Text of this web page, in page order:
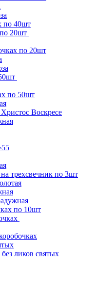
по 40шт
20шт
по 20шт
по 50шт
Воскресе
трехсвечник по 3шт
по 10шт
ликов святых